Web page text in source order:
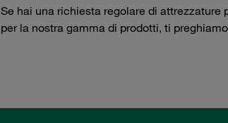
Se hai una richiesta regolare di
per la nostra gamma di prodotti, ti